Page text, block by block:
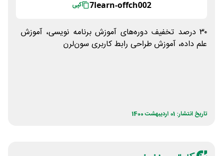
7learn-offch002 کپی
۳۰ درصد تخفیف دوره‌های آموزش برنامه نویسی، آموزش
علم داده، آموزش طراحی رابط کاربری سون‌لرن
تاریخ انتشار: 01 اردیبهشت 1400